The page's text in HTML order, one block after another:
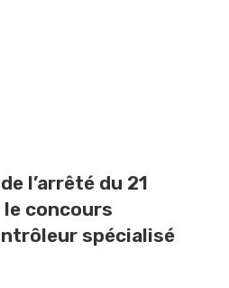
l’arrêté du 21
concours
spécialisé